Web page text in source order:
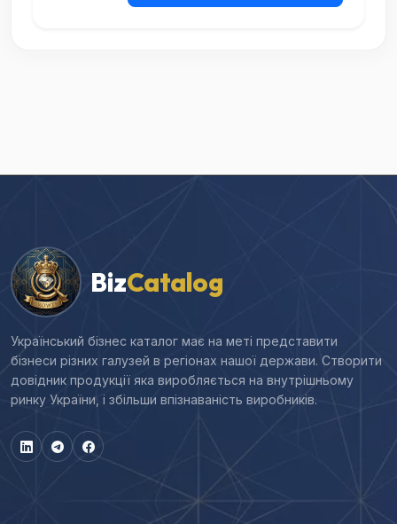
BizCatalog
Український бізнес каталог має на меті представити
бізнеси різних галузей в регіонах нашої держави. Створити
довідник продукції яка виробляється на внутрішньому
ринку України, і збільши впізнаваність виробників.